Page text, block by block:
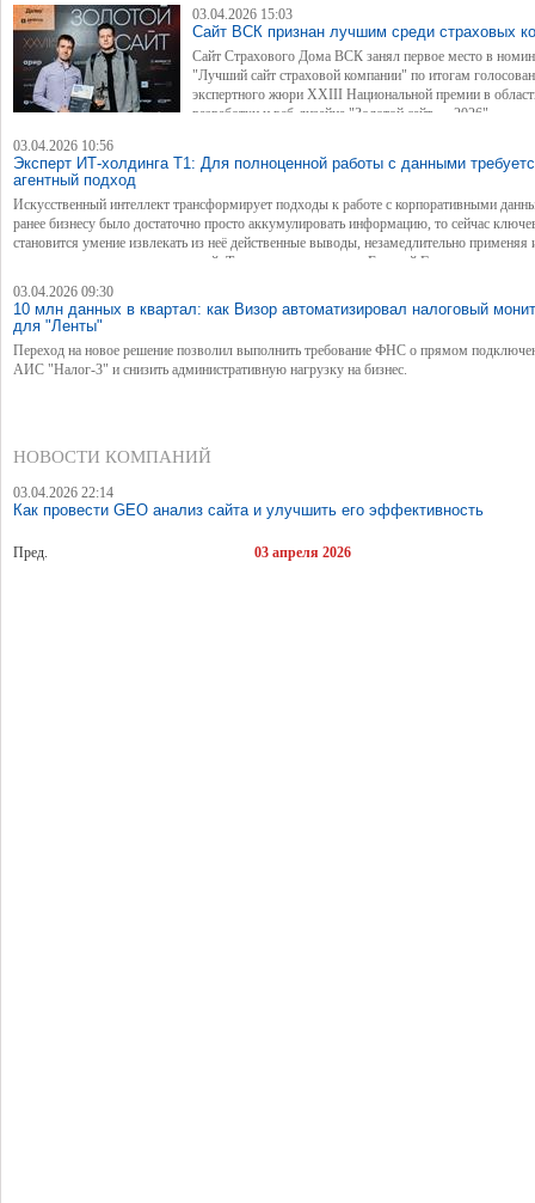
03.04.2026 15:03
Сайт ВСК признан лучшим среди страховых
Сайт Страхового Дома ВСК занял первое место в
"Лучший сайт страховой компании" по итогам
экспертного жюри XXIII Национальной премии в
разработки и веб-дизайна "Золотой сайт — 2026".
03.04.2026 10:56
Эксперт ИТ-холдинга Т1: Для полноценной работы с данными
агентный подход
Искусственный интеллект трансформирует подходы к работе с корпоративными
ранее бизнесу было достаточно просто аккумулировать информацию, то сейчас
становится умение извлекать из неё действенные выводы, незамедлительно применяя
принятия стратегических решений. Такое мнение высказал Евгений Григорьев,
03.04.2026 09:30
10 млн данных в квартал: как Визор автоматизировал налоговый
для "Ленты"
Переход на новое решение позволил выполнить требование ФНС о прямом
АИС "Налог-3" и снизить административную нагрузку на бизнес.
НОВОСТИ КОМПАНИЙ
03.04.2026 22:14
Как провести GEO анализ сайта и улучшить его эффективность
Пред. 03 апреля 2026